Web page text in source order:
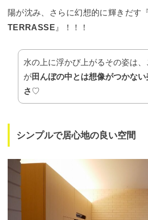
陽が沈み、さらに幻想的に輝きだす
TERRASSE 』！！！
水の上に浮かび上がるその姿は、
が田んぼの中とは想像がつかない
さ♡
シンプルで居心地の良い空間